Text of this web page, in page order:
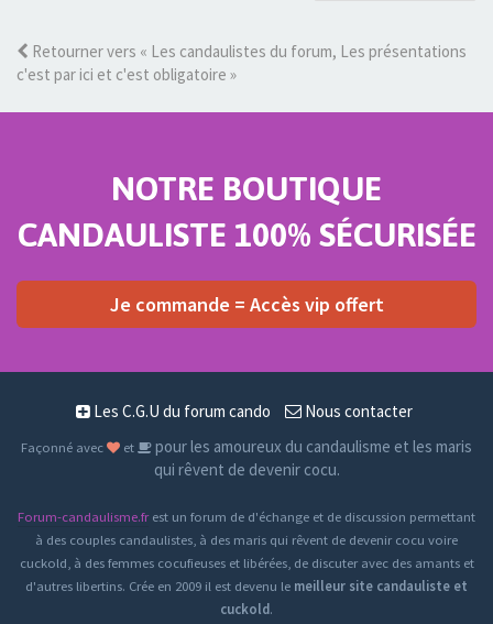
Retourner vers « Les candaulistes du forum, Les présentations
c'est par ici et c'est obligatoire »
NOTRE BOUTIQUE
CANDAULISTE 100% SÉCURISÉE
Je commande = Accès vip offert
Les C.G.U du forum cando Nous contacter
Façonné avec et
pour les amoureux du candaulisme et les maris
qui rêvent de devenir cocu.
Forum-candaulisme.frest un forum de d'échange et de discussion permettant
à des couples candaulistes, à des maris qui rêvent de devenir cocu voire
cuckold, à des femmes cocufieuses et libérées, de discuter avec des amants et
d'autres libertins. Crée en 2009 il est devenu le meilleur site candauliste et
cuckold.